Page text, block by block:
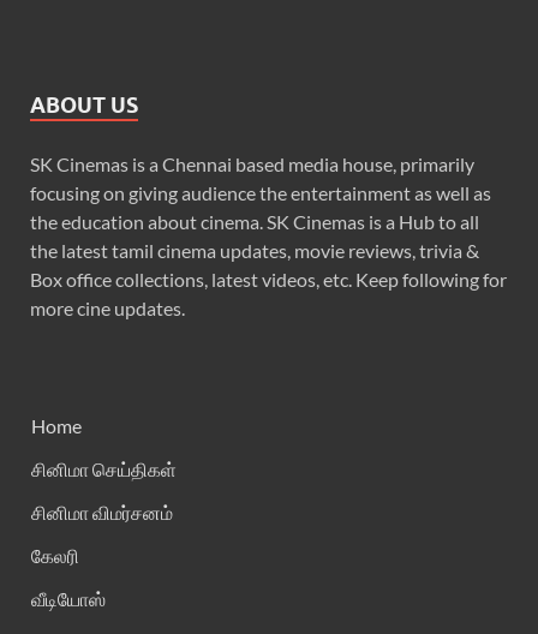
ABOUT US
SK Cinemas is a Chennai based media house, primarily
focusing on giving audience the entertainment as well as
the education about cinema. SK Cinemas is a Hub to all
the latest tamil cinema updates, movie reviews, trivia &
Box office collections, latest videos, etc. Keep following for
more cine updates.
Home
சினிமா செய்திகள்
சினிமா விமர்சனம்
கேலரி
வீடியோஸ்